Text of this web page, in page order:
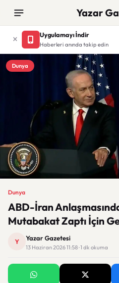
Yazar
Uygulamayı İndir
Haberleri anında takip edin
Dunya
Dunya
ABD-İran
Mutabakat Zaptı İçin
Y Yazar Gazetesi
13 Haziran 2026 11:58 · 1 dk okuma